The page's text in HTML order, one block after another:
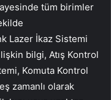
tüm birimler
Lazer İkaz Sistemi
bilgi, Atış Kontrol
Komuta Kontrol
zamanlı olarak